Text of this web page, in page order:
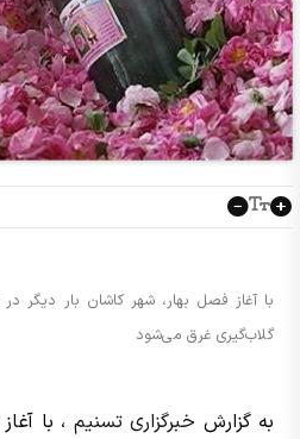
با آغاز فصل بهار، شهر کاشان بار دیگر
گلاب‌گیری غرق می‌شود
به گزارش خبرگزاری تسنیم ، با